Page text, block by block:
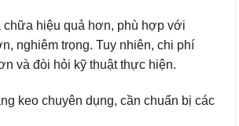
hiệu quả hơn, phù hợp với
nghiêm trọng. Tuy nhiên, chi phí
và đòi hỏi kỹ thuật thực hiện.
keo chuyên dụng, cần chuẩn bị các